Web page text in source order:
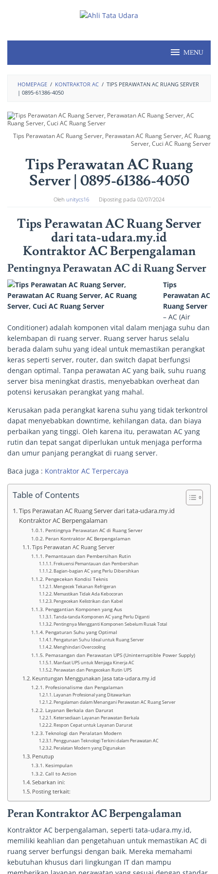
MENU
HOMEPAGE / KONTRAKTOR AC / TIPS PERAWATAN AC RUANG SERVER
| 0895-61386-4050
Tips Perawatan AC Ruang Server, Perawatan AC Ruang Server, AC Ruang
Server, Cuci AC Ruang Server
Tips Perawatan AC Ruang
Server | 0895-61386-4050
Oleh unitycs16 Diposting pada 02/07/2024
Tips Perawatan AC Ruang Server
dari tata-udara.my.id
Kontraktor AC Berpengalaman
Pentingnya Perawatan AC di Ruang Server
Tips
Perawatan AC
Ruang Server
– AC (Air
Conditioner) adalah komponen vital dalam menjaga suhu dan
kelembapan di ruang server. Ruang server harus selalu
berada dalam suhu yang ideal untuk memastikan perangkat
keras seperti server, router, dan switch dapat berfungsi
dengan optimal. Tanpa perawatan AC yang baik, suhu ruang
server bisa meningkat drastis, menyebabkan overheat dan
potensi kerusakan perangkat yang mahal.
Kerusakan pada perangkat karena suhu yang tidak terkontrol
dapat menyebabkan downtime, kehilangan data, dan biaya
perbaikan yang tinggi. Oleh karena itu, perawatan AC yang
rutin dan tepat sangat diperlukan untuk menjaga performa
dan umur panjang perangkat di ruang server.
Baca juga : Kontraktor AC Terpercaya
Table of Contents
Tips Perawatan AC Ruang Server dari tata-udara.my.id
Kontraktor AC Berpengalaman
Pentingnya Perawatan AC di Ruang Server
Peran Kontraktor AC Berpengalaman
Tips Perawatan AC Ruang Server
Pemantauan dan Pembersihan Rutin
Frekuensi Pemantauan dan Pembersihan
Bagian-bagian AC yang Perlu Dibersihkan
Pengecekan Kondisi Teknis
Mengecek Tekanan Refrigeran
Memastikan Tidak Ada Kebocoran
Pengecekan Kelistrikan dan Kabel
Penggantian Komponen yang Aus
Tanda-tanda Komponen AC yang Perlu Diganti
Pentingnya Mengganti Komponen Sebelum Rusak Total
Pengaturan Suhu yang Optimal
Pengaturan Suhu Ideal untuk Ruang Server
Menghindari Overcooling
Pemasangan dan Perawatan UPS (Uninterruptible Power Supply)
Manfaat UPS untuk Menjaga Kinerja AC
Perawatan dan Pengecekan Rutin UPS
Keuntungan Menggunakan Jasa tata-udara.my.id
Profesionalisme dan Pengalaman
Layanan Profesional yang Ditawarkan
Pengalaman dalam Menangani Perawatan AC Ruang Server
Layanan Berkala dan Darurat
Ketersediaan Layanan Perawatan Berkala
Respon Cepat untuk Layanan Darurat
Teknologi dan Peralatan Modern
Penggunaan Teknologi Terkini dalam Perawatan AC
Peralatan Modern yang Digunakan
Penutup
Kesimpulan
Call to Action
Sebarkan ini:
Posting terkait:
Peran Kontraktor AC Berpengalaman
Kontraktor AC berpengalaman, seperti tata-udara.my.id,
memiliki keahlian dan pengetahuan untuk memastikan AC di
ruang server berfungsi dengan baik. Mereka memahami
kebutuhan khusus dari lingkungan IT dan mampu